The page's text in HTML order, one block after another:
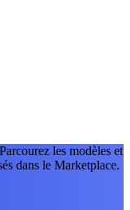
Parcourez les modèles et
dans le Marketplace.